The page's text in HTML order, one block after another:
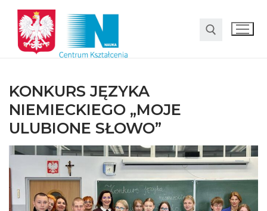
O nas
KONKURS JĘZYKA
NIEMIECKIEGO „MOJE
ULUBIONE SŁOWO”